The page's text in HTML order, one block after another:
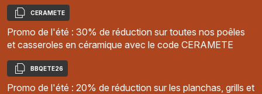
Copier
CERAMETE
Promo de l'été : 30% de réduction sur toutes nos poêles
et casseroles en céramique avec le code CERAMETE
Copier
BBQETE26
Promo de l'été : 20% de réduction sur les planchas, grills et